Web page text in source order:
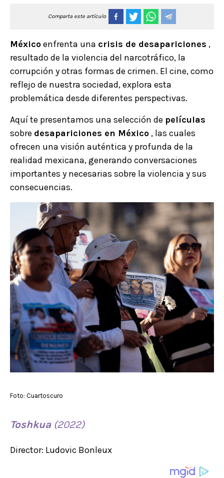
Comparta este artículo
Méxicoenfrenta una crisis de desapariciones ,
resultado de la violencia del narcotráfico, la
corrupción y otras formas de crimen. El cine, como
reflejo de nuestra sociedad, explora esta
problemática desde diferentes perspectivas.
Aquí te presentamos una selección de películas
sobre desapariciones en México , las cuales
ofrecen una visión auténtica y profunda de la
realidad mexicana, generando conversaciones
importantes y necesarias sobre la violencia y sus
consecuencias.
Foto: Cuartoscuro
Toshkua(2022)
Director: Ludovic Bonleux